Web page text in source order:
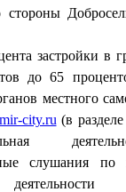
застройки в
до 65
местного
city.ru (в
слушания по